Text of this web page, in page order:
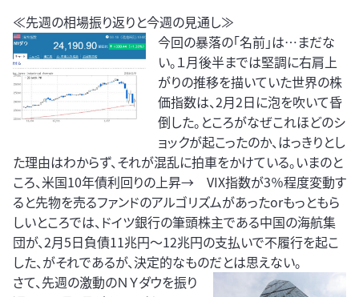
≪先週の相場振り返りと今週の見通し≫
今回の暴落の「名前」は…まだな
い。１月後半までは堅調に右肩上
がりの推移を描いていた世界の株
価指数は、2月2日に泡を吹いて昏
倒した。ところがなぜこれほどのシ
ョックが起こったのか、はっきりとし
た理由はわからず、それが混乱に拍車をかけている。いまのと
ころ、米国10年債利回りの上昇→ VIX指数が3％程度変動す
ると先物を売るファンドのアルゴリズムがあったorもっともら
しいところでは、ドイツ銀行の筆頭株主である中国の海航集
団が、2月5日負債11兆円～12兆円の支払いで不履行を起こ
した、がそれであるが、決定的なものだとは思えない。
さて、先週の激動のＮＹダウを振り